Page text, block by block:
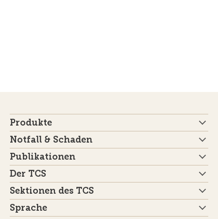
Produkte
Notfall & Schaden
Publikationen
Der TCS
Sektionen des TCS
Sprache